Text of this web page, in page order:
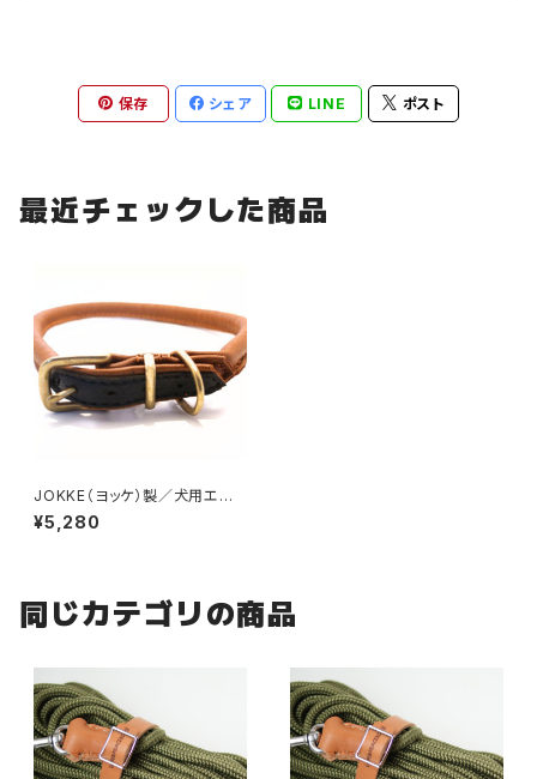
保存 シェア LINE ポスト
最近チェックした商品
JOKKE（ヨッケ）製／犬用エル
クレザー・コンビカラー首輪
¥5,280
同じカテゴリの商品